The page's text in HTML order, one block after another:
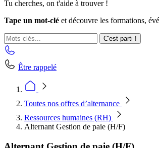
Tu cherches, on t'aide à trouver !
Tape un mot-clé et découvre les formations,
C'est parti !
Être rappelé
Toutes nos offres d’alternance
Ressources humaines (RH)
Alternant Gestion de paie (H/F)